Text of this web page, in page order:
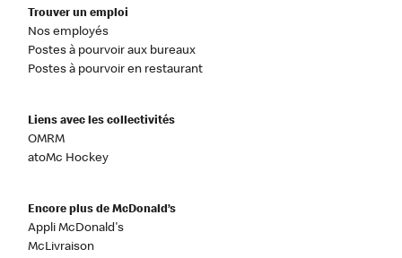
Trouver un emploi
Nos employés
Postes à pourvoir aux bureaux
Postes à pourvoir en restaurant
Liens avec les collectivités
OMRM
atoMc Hockey
Encore plus de McDonald’s
Appli McDonald's
McLivraison